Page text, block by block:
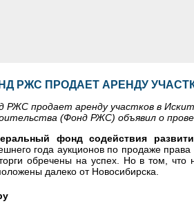
РЖС ПРОДАЕТ АРЕНДУ
РЖС продает аренду участков в
(Фонд РЖС) объявил о
фонд содействия
года аукционов по продаже
обречены на успех. Но в том, что
далеко от Новосибирска.